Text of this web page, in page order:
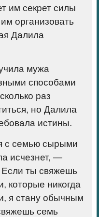
им секрет силы
организовать
Далила
мужа
способами
раз
но Далила
истины.
с семью сырыми
исчезнет, —
ты свяжешь
которые никогда
я стану обычным
семь